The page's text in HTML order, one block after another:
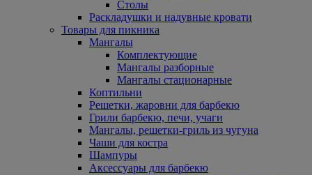
Столы
Раскладушки и надувные кровати
Товары для пикника
Мангалы
Комплектующие
Мангалы разборные
Мангалы стационарные
Коптильни
Решетки, жаровни для барбекю
Грили барбекю, печи, учаги
Мангалы, решетки-гриль из чугуна
Чаши для костра
Шампуры
Аксессуары для барбекю